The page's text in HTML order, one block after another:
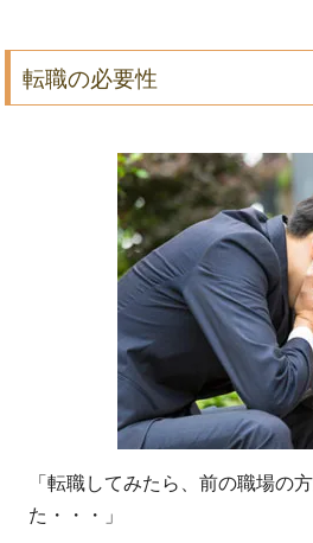
転職の必要性
「転職してみたら、前の職場の
た・・・」